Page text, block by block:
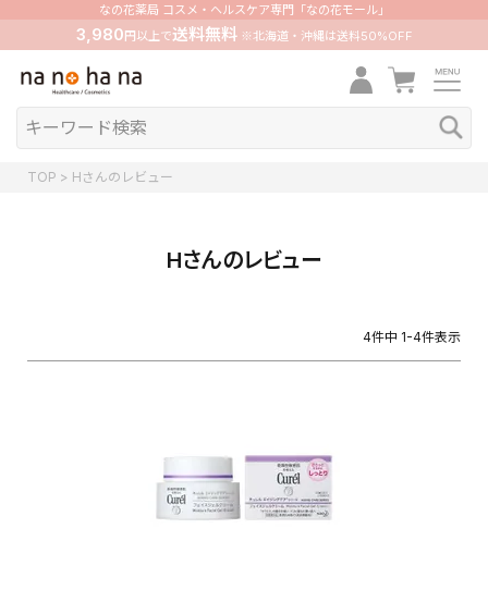
なの花薬局 コスメ・ヘルスケア専門「なの花モール」
3,980 円以上で送料無料※北海道・沖縄は送料50%OFF
TOP Hさんのレビュー
Hさんのレビュー
4件中 1-4件表示